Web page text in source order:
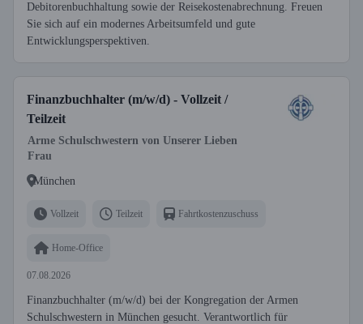
Debitorenbuchhaltung sowie der Reisekostenabrechnung. Freuen
Sie sich auf ein modernes Arbeitsumfeld und gute
Entwicklungsperspektiven.
Finanzbuchhalter (m/w/d) - Vollzeit /
Teilzeit
Arme Schulschwestern von Unserer Lieben
Frau
München
Vollzeit Teilzeit Fahrtkostenzuschuss
Home-Office
07.08.2026
Finanzbuchhalter (m/w/d) bei der Kongregation der Armen
Schulschwestern in München gesucht. Verantwortlich für